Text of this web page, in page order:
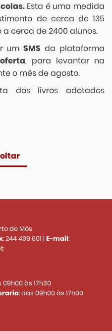
Esta é uma medida
de cerca de 135
cerca de 2400 alunos.
umSMS da plataforma
, para levantar na
o mês de agosto.
dos livros adotados
de Mós
:244 499 601 | E-mail:
09h00 às 17h30
: das 09h00 às 17h00